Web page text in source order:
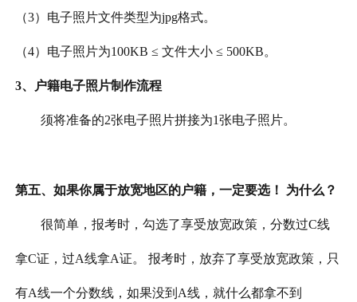
（3）电子照片文件类型为jpg格式。
（4）电子照片为100KB ≤ 文件大小 ≤ 500KB。
3、户籍电子照片制作流程
须将准备的2张电子照片拼接为1张电子照片。
第五、如果你属于放宽地区的户籍，一定要选！ 为什么？
很简单，报考时，勾选了享受放宽政策，分数过C线
拿C证，过A线拿A证。 报考时，放弃了享受放宽政策，只
有A线一个分数线，如果没到A线，就什么都拿不到